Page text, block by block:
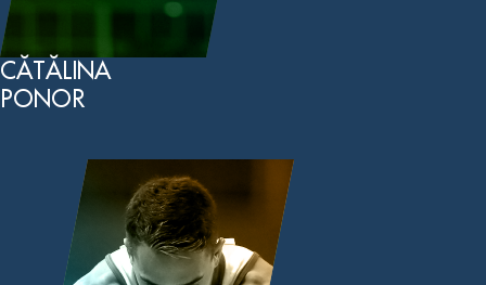
CĂTĂLINA
PONOR